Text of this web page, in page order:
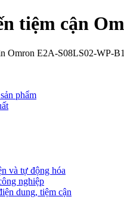
tiệm cận
Omron E2A-S08LS02-WP-
phẩm
và tự động hóa
nghiệp
dung, tiệm cận